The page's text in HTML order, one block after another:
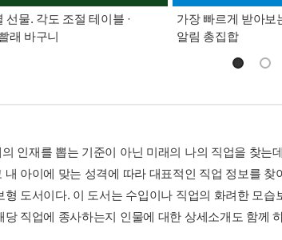
선물. 각도 조절 테이블 ·
래 바구니
가장 빠르게 받아보
알림 총집합
인재를 뽑는 기준이 아닌 미래의 나의 직업을 찾는
내 아이에 맞는 성격에 따라 대표적인 직업 정보를
형 도서이다. 이 도서는 수입이나 직업의 화려한 모
당 직업에 종사하는지 인물에 대한 상세소개도 함께